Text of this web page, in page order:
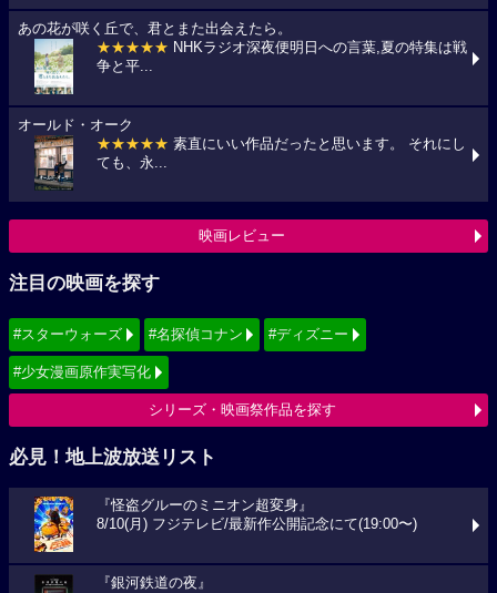
あの花が咲く丘で、君とまた出会えたら。
★★★★★ NHKラジオ深夜便明日への言葉,夏の特集は戦
争と平...
オールド・オーク
★★★★★ 素直にいい作品だったと思います。 それにし
ても、永...
映画レビュー
注目の映画を探す
#スターウォーズ #名探偵コナン #ディズニー
#少女漫画原作実写化
シリーズ・映画祭作品を探す
必見！地上波放送リスト
『怪盗グルーのミニオン超変身』
8/10(月) フジテレビ/最新作公開記念にて(19:00〜)
『銀河鉄道の夜』